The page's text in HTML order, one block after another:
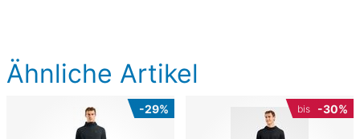
Ähnliche Artikel
-29% bis -30%